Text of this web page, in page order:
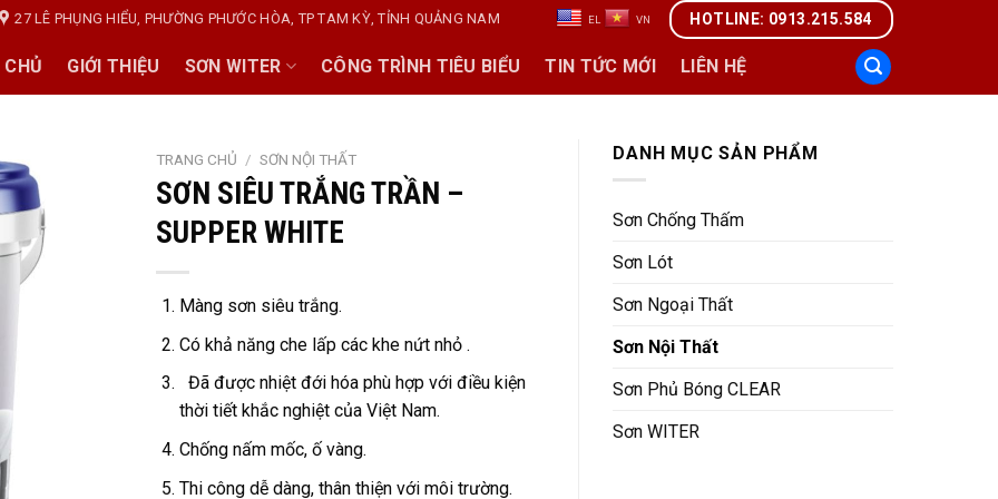
27 LÊ PHỤNG HIỂU, PHƯỜNG PHƯỚC HÒA, TP TAM KỲ, TỈNH QUẢNG NAM EL VN HOTLINE: 0913.215.584
GIỚI THIỆU SƠN WITER CÔNG TRÌNH TIÊU BIỂU TIN TỨC MỚI LIÊN HỆ
TRANG CHỦ / SƠN NỘI THẤT
SƠN SIÊU TRẮNG TRẦN –
SUPPER WHITE
Màng sơn siêu trắng.
Có khả năng che lấp các khe nứt nhỏ .
Đã được nhiệt đới hóa phù hợp với điều kiện
thời tiết khắc nghiệt của Việt Nam.
Chống nấm mốc, ố vàng.
Thi công dễ dàng, thân thiện với môi trường.
DANH MỤC SẢN PHẨM
Sơn Chống Thấm
Sơn Lót
Sơn Ngoại Thất
Sơn Nội Thất
Sơn Phủ Bóng CLEAR
Sơn WITER